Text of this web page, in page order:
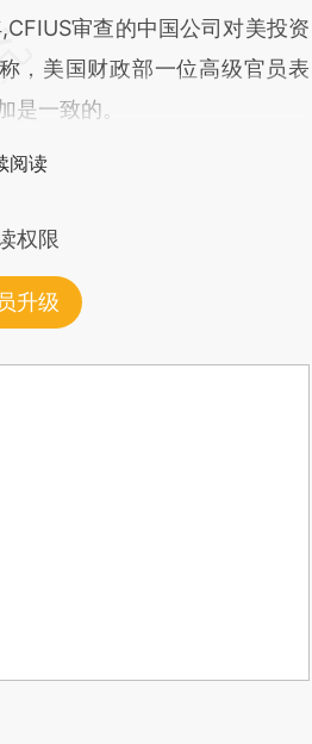
审查的中国公司对美投资
，美国财政部一位高级官员表
是一致的。
阅读
权限
升级